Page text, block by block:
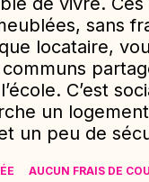
sans
locataire,
C’est
un
un peu de
AUCUN FRAIS DE